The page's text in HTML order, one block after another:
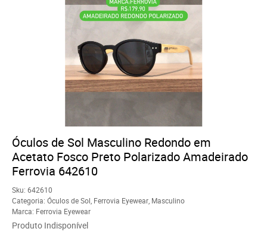
Óculos de Sol Masculino Redondo em
Acetato Fosco Preto Polarizado Amadeirado
Ferrovia 642610
Sku: 642610
Categoria: Óculos de Sol Ferrovia Eyewear Masculino
Marca: Ferrovia Eyewear
Produto Indisponível